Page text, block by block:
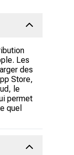
Les
des
Store,
le
permet
quel